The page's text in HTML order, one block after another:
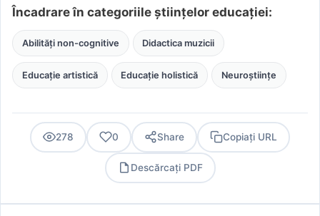
Încadrare în categoriile științelor educației:
Abilități non-cognitive Didactica muzicii
Educație artistică Educație holistică Neuroștiințe
278 0 Share Copiați URL
Descărcați PDF